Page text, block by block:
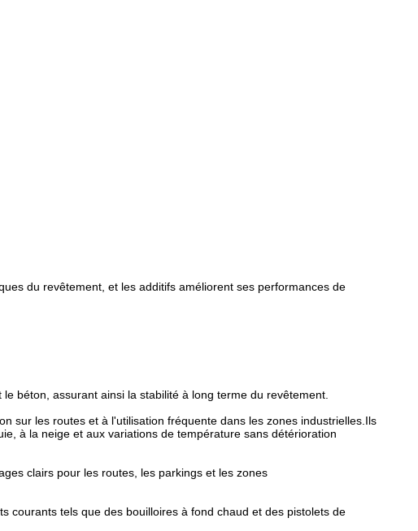
du revêtement, et les additifs améliorent ses performances de
béton, assurant ainsi la stabilité à long terme du revêtement.
sur les routes et à l'utilisation fréquente dans les zones industrielles.Ils
à la neige et aux variations de température sans détérioration
clairs pour les routes, les parkings et les zones
courants tels que des bouilloires à fond chaud et des pistolets de